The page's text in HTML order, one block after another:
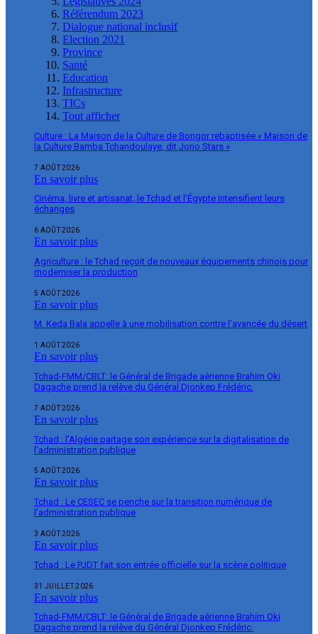
Référendum 2023
Dialogue national inclusif
Election 2021
Province
Santé
Education
Infrastructure
TICs
Tout afficher
Culture : La Maison de la Culture de Bongor rebaptisée « Maison de
la Culture Bamba Tchandoulaye, dit Jorio Stars »
7 AOÛT 2026
En savoir plus
Cinéma, livre et artisanat, le Tchad et l’Égypte intensifient leurs
échanges
6 AOÛT 2026
En savoir plus
Agriculture : le Tchad reçoit de nouveaux équipements chinois pour
moderniser la production
5 AOÛT 2026
En savoir plus
M. Keda Bala appelle à une mobilisation contre l’avancée du désert
1 AOÛT 2026
En savoir plus
Tchad-FMM/CBLT: le Général de Brigade aérienne Brahim Oki
Dagache prend la relève du Général Djonkep Frédéric.
7 AOÛT 2026
En savoir plus
Tchad : l’Algérie partage son expérience sur la digitalisation de
l’administration publique
5 AOÛT 2026
En savoir plus
Tchad : Le CESEC se penche sur la transition numérique de
l’administration publique
3 AOÛT 2026
En savoir plus
Tchad : Le PJDT fait son entrée officielle sur la scène politique
31 JUILLET 2026
En savoir plus
Tchad-FMM/CBLT: le Général de Brigade aérienne Brahim Oki
Dagache prend la relève du Général Djonkep Frédéric.